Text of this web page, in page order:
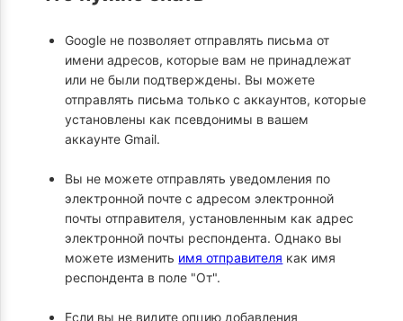
Google не позволяет отправлять письма от
имени адресов, которые вам не принадлежат
или не были подтверждены. Вы можете
отправлять письма только с аккаунтов, которые
установлены как псевдонимы в вашем
аккаунте Gmail.
Вы не можете отправлять уведомления по
электронной почте с адресом электронной
почты отправителя, установленным как адрес
электронной почты респондента. Однако вы
можете изменить имя отправителя как имя
респондента в поле "От".
Если вы не видите опцию добавления